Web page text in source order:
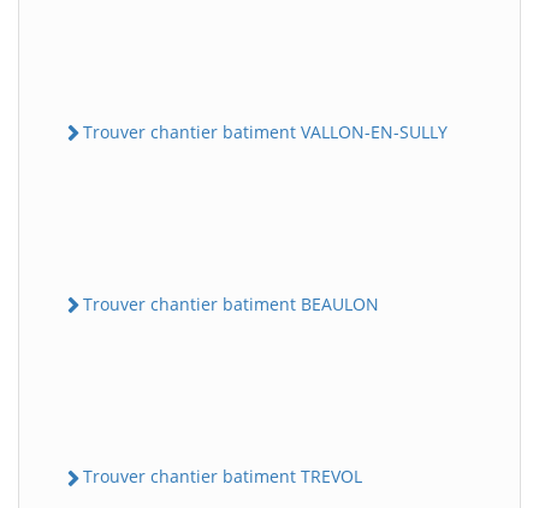
Trouver chantier batiment VALLON-EN-SULLY
Trouver chantier batiment BEAULON
Trouver chantier batiment TREVOL